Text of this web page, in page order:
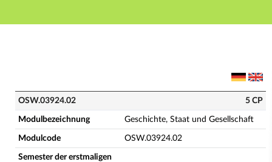
Hauptnavigation
OSW.03924.02 - Geschichte, Staat und Gesellschaft
OSW.03924.02 5 CP
Modulbezeichnung Geschichte, Staat und Gesellschaft
Modulcode OSW.03924.02
Semester der erstmaligen